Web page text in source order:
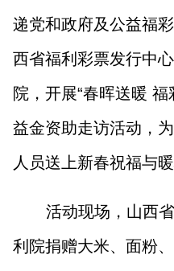
晋中 阳泉
临汾 运城
行业频道
教育 法治
递党和政府及公益福
西省福利彩票发行中
院，开展“春晖送暖
益金资助走访活动，
人员送上新春祝福与暖
活动现场，山西
利院捐赠大米、面粉